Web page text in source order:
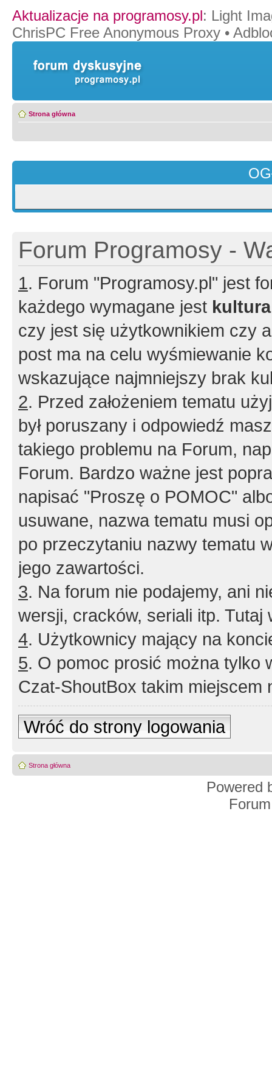
Aktualizacje na programosy.pl: Light
ChrisPC Free Anonymous Proxy •
Strona główna
Forum Programosy -
1. Forum "Programosy.pl" jest
każdego wymagane jest
czy jest się użytkownikiem czy
post ma na celu wyśmiewanie
wskazujące najmniejszy brak
2. Przed założeniem tematu
był poruszany i odpowiedź
takiego problemu na Forum,
Forum. Bardzo ważne jest
napisać "Proszę o POMOC"
usuwane, nazwa tematu musi
po przeczytaniu nazwy tematu
jego zawartości.
3. Na forum nie podajemy, ani
wersji, cracków, seriali itp. Tutaj
4. Użytkownicy mający na
5. O pomoc prosić można tylko
Czat-ShoutBox takim miejscem
Wróć do strony logowania
Strona główna
Powered